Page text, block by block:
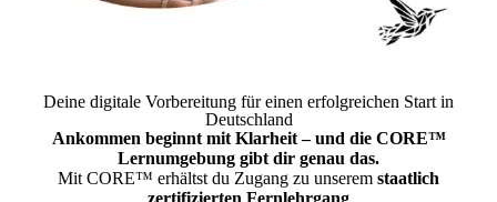
Deine digitale Vorbereitung für einen erfolgreichen Start in
Deutschland
Ankommen beginnt mit Klarheit – und die CORE™
Lernumgebung gibt dir genau das.
Mit CORE™ erhältst du Zugang zu unserem staatlich
zertifizierten Fernlehrgang